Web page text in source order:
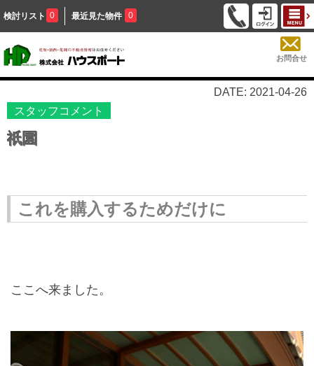
検討リスト 0 最近見た物件 0
お問合せ
DATE: 2021-04-26
スタッフコメント
祇園
これを購入するためだけに
ここへ来ました。